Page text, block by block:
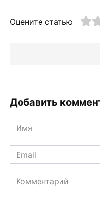
Оцените статью
Добавить
Имя
*
Email
*
Комментарий